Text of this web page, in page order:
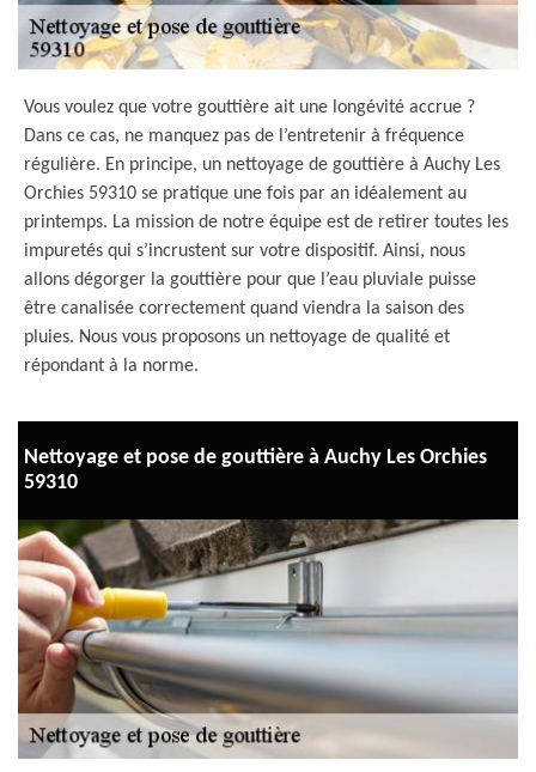
Vous voulez que votre gouttière ait une longévité accrue ?
Dans ce cas, ne manquez pas de l’entretenir à fréquence
régulière. En principe, un nettoyage de gouttière à Auchy Les
Orchies 59310 se pratique une fois par an idéalement au
printemps. La mission de notre équipe est de retirer toutes les
impuretés qui s’incrustent sur votre dispositif. Ainsi, nous
allons dégorger la gouttière pour que l’eau pluviale puisse
être canalisée correctement quand viendra la saison des
pluies. Nous vous proposons un nettoyage de qualité et
répondant à la norme.
Nettoyage et pose de gouttière à Auchy Les Orchies
59310